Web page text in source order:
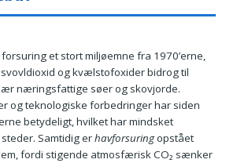
et stort miljøemne fra 1970’erne,
og kvælstofoxider bidrog til
næringsfattige søer og skovjorde.
og teknologiske forbedringer har siden
betydeligt, hvilket har mindsket
Samtidig erhavforsuringopstået
fordi stigende atmosfærisk CO₂ sænker